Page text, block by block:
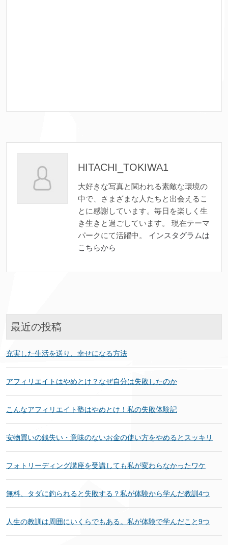
HITACHI_TOKIWA1
大好きな写真と関われる素敵な環境の
中で、さまざまな人たちと出会えるこ
とに感謝しています。毎日を楽しく生
き生きと過ごしています。 現在テーマ
パークにて活躍中。 インスタグラムは
こちらから
最近の投稿
充実した生活を送り、幸せになる方法
アフィリエイトはやめとけ？なぜ自分は失敗したのか
こんなアフィリエイト塾はやめとけ！私の失敗体験記
安物買いの銭失い・意味のないお金の使い方をやめるとスッキリ
フォトリーディング講座を受講しても私が変わらなかったワケ
無料、タダに釣られると失敗する？私が体験から学んだ教訓4つ
人生の教訓は周囲にいくらでもある。私が体験で学んだこと9つ